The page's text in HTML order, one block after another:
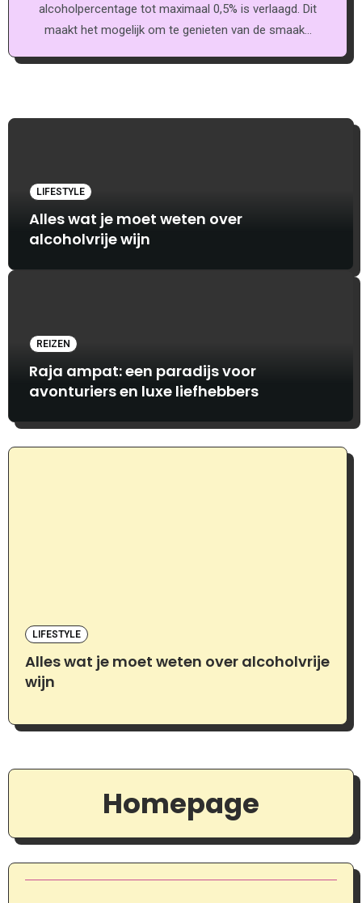
alcoholpercentage tot maximaal 0,5% is verlaagd. Dit
maakt het mogelijk om te genieten van de smaak…
LIFESTYLE
Alles wat je moet weten over
alcoholvrije wijn
REIZEN
Raja ampat: een paradijs voor
avonturiers en luxe liefhebbers
LIFESTYLE
Alles wat je moet weten over alcoholvrije
wijn
Homepage